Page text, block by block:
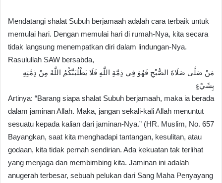
​Mendatangi shalat Subuh berjamaah adalah cara terbaik untuk
memulai hari. Dengan memulai hari di rumah-Nya, kita secara
tidak langsung menempatkan diri dalam lindungan-Nya.
Rasulullah SAW bersabda,
​مَنْ صَلَّى صَلَاةَ الصُّبْحِ فَهُوَ فِي ذِمَّةِ اللَّهِ فَلَا يَطْلُبَنَّكُمُ اللَّهُ مِنْ ذِمَّتِهِ
بِشَيْءٍ
​Artinya: “Barang siapa shalat Subuh berjamaah, maka ia berada
dalam jaminan Allah. Maka, jangan sekali-kali Allah menuntut
sesuatu kepada kalian dari jaminan-Nya.” (HR. Muslim, No. 657
Bayangkan, saat kita menghadapi tantangan, kesulitan, atau
godaan, kita tidak pernah sendirian. Ada kekuatan tak terlihat
yang menjaga dan membimbing kita. Jaminan ini adalah
anugerah terbesar, sebuah pelukan dari Sang Maha Penyayang